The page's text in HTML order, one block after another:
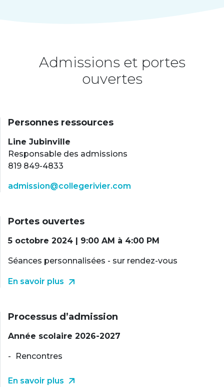
Admissions et portes
ouvertes
Personnes ressources
Line Jubinville
Responsable des admissions
819 849-4833
admission@collegerivier.com
Portes ouvertes
5 octobre 2024 | 9:00 AM à 4:00 PM
Séances personnalisées - sur rendez-vous
En savoir plus
Processus d’admission
Année scolaire 2026-2027
Rencontres
En savoir plus